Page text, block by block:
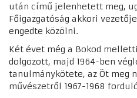
után című jelenhetett meg,
Főigazgatóság akkori
engedte közölni.
Két évet még a Bokod
dolgozott, majd 1964-ben
tanulmánykötete, az Öt meg
művészetről 1967-1968